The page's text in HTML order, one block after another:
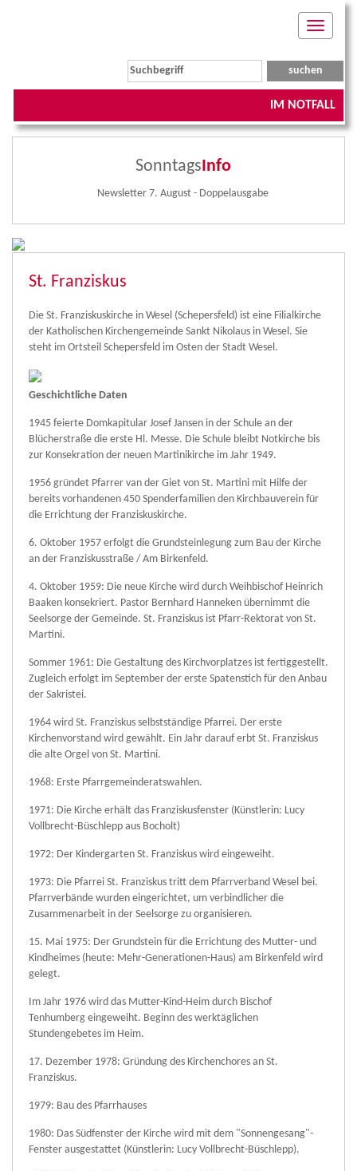
Toggle
IM NOTFALL
SonntagsInfo
Newsletter 7. August - Doppelausgabe
St. Franziskus
Die St. Franziskuskirche in Wesel (Schepersfeld) ist eine Filialkirche
der Katholischen Kirchengemeinde Sankt Nikolaus in Wesel. Sie
steht im Ortsteil Schepersfeld im Osten der Stadt Wesel.
Geschichtliche Daten
1945 feierte Domkapitular Josef Jansen in der Schule an der
Blücherstraße die erste Hl. Messe. Die Schule bleibt Notkirche bis
zur Konsekration der neuen Martinikirche im Jahr 1949.
1956 gründet Pfarrer van der Giet von St. Martini mit Hilfe der
bereits vorhandenen 450 Spenderfamilien den Kirchbauverein für
die Errichtung der Franziskuskirche.
6. Oktober 1957 erfolgt die Grundsteinlegung zum Bau der Kirche
an der Franziskusstraße / Am Birkenfeld.
4. Oktober 1959: Die neue Kirche wird durch Weihbischof Heinrich
Baaken konsekriert. Pastor Bernhard Hanneken übernimmt die
Seelsorge der Gemeinde. St. Franziskus ist Pfarr-Rektorat von St.
Martini.
Sommer 1961: Die Gestaltung des Kirchvorplatzes ist fertiggestellt.
Zugleich erfolgt im September der erste Spatenstich für den Anbau
der Sakristei.
1964 wird St. Franziskus selbstständige Pfarrei. Der erste
Kirchenvorstand wird gewählt. Ein Jahr darauf erbt St. Franziskus
die alte Orgel von St. Martini.
1968: Erste Pfarrgemeinderatswahlen.
1971: Die Kirche erhält das Franziskusfenster (Künstlerin: Lucy
Vollbrecht-Büschlepp aus Bocholt)
1972: Der Kindergarten St. Franziskus wird eingeweiht.
1973: Die Pfarrei St. Franziskus tritt dem Pfarrverband Wesel bei.
Pfarrverbände wurden eingerichtet, um verbindlicher die
Zusammenarbeit in der Seelsorge zu organisieren.
15. Mai 1975: Der Grundstein für die Errichtung des Mutter- und
Kindheimes (heute: Mehr-Generationen-Haus) am Birkenfeld wird
gelegt.
Im Jahr 1976 wird das Mutter-Kind-Heim durch Bischof
Tenhumberg eingeweiht. Beginn des werktäglichen
Stundengebetes im Heim.
17. Dezember 1978: Gründung des Kirchenchores an St.
Franziskus.
1979: Bau des Pfarrhauses
1980: Das Südfenster der Kirche wird mit dem "Sonnengesang"-
Fenster ausgestattet (Künstlerin: Lucy Vollbrecht-Büschlepp).